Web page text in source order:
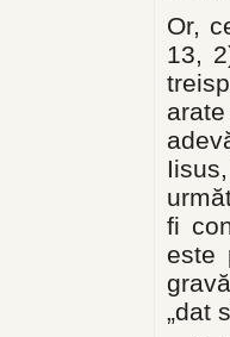
Or,
13,
fi
este
„dat